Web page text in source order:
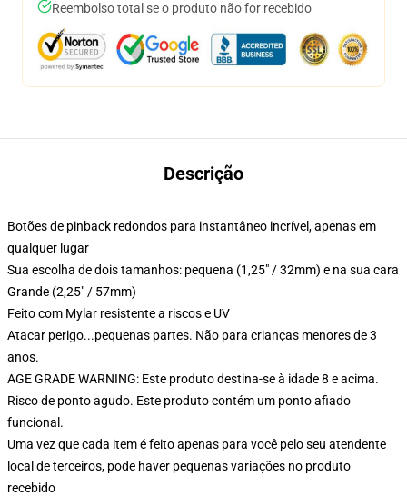
Reembolso total se o produto não for recebido
Descrição
Botões de pinback redondos para instantâneo incrível, apenas em
qualquer lugar
Sua escolha de dois tamanhos: pequena (1,25" / 32mm) e na sua cara
Grande (2,25" / 57mm)
Feito com Mylar resistente a riscos e UV
Atacar perigo...pequenas partes. Não para crianças menores de 3
anos.
AGE GRADE WARNING: Este produto destina-se à idade 8 e acima.
Risco de ponto agudo. Este produto contém um ponto afiado
funcional.
Uma vez que cada item é feito apenas para você pelo seu atendente
local de terceiros, pode haver pequenas variações no produto
recebido